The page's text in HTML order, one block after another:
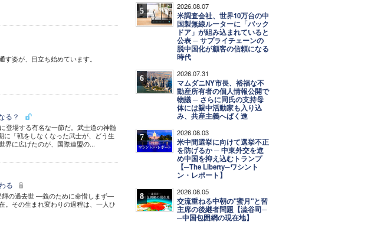
姿が、目立ち始めています。
る？
登場する有名な一節だ。武士道の神髄
「戦をしなくなった武士が、どう生
界に広げたのが、国際連盟の...
る
の過去世 ―義のために命惜しまず―
。その生まれ変わりの過程は、一人ひ
5 2026.08.07
米調査会社、世界10万台の中
国製無線ルーターに「バック
ドア」が組み込まれていると
公表 ─ サプライチェーンの
脱中国化が顧客の信頼になる
時代
6 2026.07.31
マムダニNY市長、裕福な不
動産所有者の個人情報公開で
物議 ─ さらに同氏の支持母
体には親中活動家も入り込
み、共産主義へばく進
7 2026.08.03
米中間選挙に向けて選挙不正
を防げるか ─ 中東外交を進
め中国を抑え込むトランプ
【─The Liberty─ワシント
ン・レポート】
8 2026.08.05
交流重ねる中朝の"蜜月"と習
主席の後継者問題【澁谷司─
─中国包囲網の現在地】